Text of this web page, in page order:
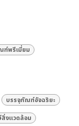
ฑ์พรีเมี่ยม
บรรจุภัณฑ์อัจฉริยะ
งแวดล้อม